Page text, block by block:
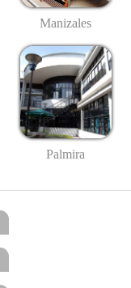
Manizales
Palmira